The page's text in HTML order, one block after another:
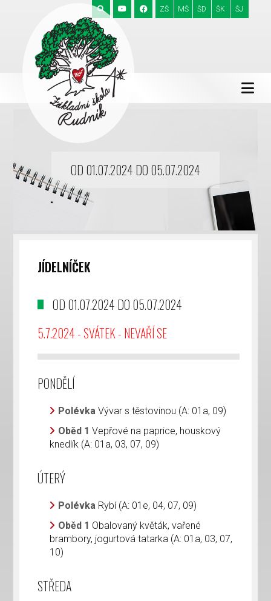
ZŠ MŠ ŠD ŠK ŠJ
OD 01.07.2024 DO 05.07.2024
JÍDELNÍČEK
OD 01.07.2024 DO 05.07.2024
5.7.2024 - SVÁTEK - NEVAŘÍ SE
PONDĚLÍ
PolévkaVývar s těstovinou (A: 01a, 09)
Oběd 1Vepřové na paprice, houskový
knedlík (A: 01a, 03, 07, 09)
ÚTERÝ
Polévka Rybí (A: 01e, 04, 07, 09)
Oběd 1 Obalovaný květák, vařené
brambory, jogurtová tatarka (A: 01a, 03, 07,
10)
STŘEDA